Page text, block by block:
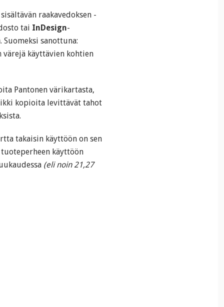
raakavedoksen -
tai InDesign-
sanottuna:
värejä käyttävien kohtien
Pantonen värikartasta,
kopioita levittävät tahot
takaisin käyttöön on sen
käyttöön
(eli noin 21,27